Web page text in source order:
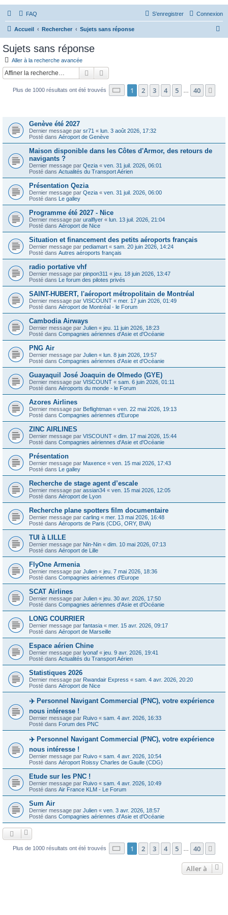
FAQ Connexion
S’enregistrer
Accueil Rechercher Sujets sans réponse
Sujets sans réponse
Aller à la recherche avancée
Rechercher
Plus de 1000 résultats ont été trouvés Page 1sur40
1 2 3 4 5 40
Genève été 2027
Dernier message par sr71 « lun. 3 août 2026, 17:32
Posté dans Aéroport de Genève
Maison disponible dans les Côtes d'Armor, des retours de
navigants ?
Dernier message par Qezia « ven. 31 juil. 2026, 06:01
Posté dans Actualités du Transport Aérien
Présentation Qezia
Dernier message par Qezia « ven. 31 juil. 2026, 06:00
Posté dans Le galley
Programme été 2027 - Nice
Dernier message par uralflyer « lun. 13 juil. 2026, 21:04
Posté dans Aéroport de Nice
Situation et financement des petits aéroports français
Dernier message par pediamart « sam. 20 juin 2026, 14:24
Posté dans Autres aéroports français
radio portative vhf
Dernier message par pinpon311 « jeu. 18 juin 2026, 13:47
Posté dans Le forum des pilotes privés
SAINT-HUBERT, l'aéroport métropolitain de Montréal
Dernier message par VISCOUNT « mer. 17 juin 2026, 01:49
Posté dans Aéroport de Montréal - le Forum
Cambodia Airways
Dernier message par Julien « jeu. 11 juin 2026, 18:23
Posté dans Compagnies aériennes d'Asie et d'Océanie
PNG Air
Dernier message par Julien « lun. 8 juin 2026, 19:57
Posté dans Compagnies aériennes d'Asie et d'Océanie
Guayaquil José Joaquin de Olmedo (GYE)
Dernier message par VISCOUNT « sam. 6 juin 2026, 01:11
Posté dans Aéroports du monde - le Forum
Azores Airlines
Dernier message par Beflightman « ven. 22 mai 2026, 19:13
Posté dans Compagnies aériennes d'Europe
ZINC AIRLINES
Dernier message par VISCOUNT « dim. 17 mai 2026, 15:44
Posté dans Compagnies aériennes d'Asie et d'Océanie
Présentation
Dernier message par Maxence « ven. 15 mai 2026, 17:43
Posté dans Le galley
Recherche de stage agent d’escale
Dernier message par assian34 « ven. 15 mai 2026, 12:05
Posté dans Aéroport de Lyon
Recherche plane spotters film documentaire
Dernier message par carling « mer. 13 mai 2026, 16:48
Posté dans Aéroports de Paris (CDG, ORY, BVA)
TUI à LILLE
Dernier message par Nin-Nin « dim. 10 mai 2026, 07:13
Posté dans Aéroport de Lille
FlyOne Armenia
Dernier message par Julien « jeu. 7 mai 2026, 18:36
Posté dans Compagnies aériennes d'Europe
SCAT Airlines
Dernier message par Julien « jeu. 30 avr. 2026, 17:50
Posté dans Compagnies aériennes d'Asie et d'Océanie
LONG COURRIER
Dernier message par fantasia « mer. 15 avr. 2026, 09:17
Posté dans Aéroport de Marseille
Espace aérien Chine
Dernier message par lyonaf « jeu. 9 avr. 2026, 19:41
Posté dans Actualités du Transport Aérien
Statistiques 2026
Dernier message par Rwandair Express « sam. 4 avr. 2026, 20:20
Posté dans Aéroport de Nice
✈️ Personnel Navigant Commercial (PNC), votre expérience
nous intéresse !
Dernier message par Ruivo « sam. 4 avr. 2026, 16:33
Posté dans Forum des PNC
✈️ Personnel Navigant Commercial (PNC), votre expérience
nous intéresse !
Dernier message par Ruivo « sam. 4 avr. 2026, 10:54
Posté dans Aéroport Roissy Charles de Gaulle (CDG)
Etude sur les PNC !
Dernier message par Ruivo « sam. 4 avr. 2026, 10:49
Posté dans Air France KLM - Le Forum
Sum Air
Dernier message par Julien « ven. 3 avr. 2026, 18:57
Posté dans Compagnies aériennes d'Asie et d'Océanie
Plus de 1000 résultats ont été trouvés Page 1sur40
1 2 3 4 5 40
Aller à